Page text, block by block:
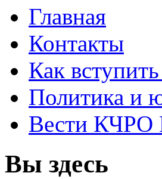
Главная
Контакты
Как
Политика и
Вести
Вы здесь